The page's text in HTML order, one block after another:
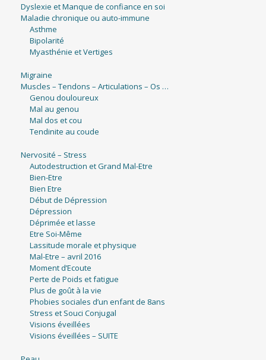
Dyslexie et Manque de confiance en soi
Maladie chronique ou auto-immune
Asthme
Bipolarité
Myasthénie et Vertiges
Migraine
Muscles – Tendons – Articulations – Os …
Genou douloureux
Mal au genou
Mal dos et cou
Tendinite au coude
Nervosité – Stress
Autodestruction et Grand Mal-Etre
Bien-Etre
Bien Etre
Début de Dépression
Dépression
Déprimée et lasse
Etre Soi-Même
Lassitude morale et physique
Mal-Etre – avril 2016
Moment d’Ecoute
Perte de Poids et fatigue
Plus de goût à la vie
Phobies sociales d’un enfant de 8ans
Stress et Souci Conjugal
Visions éveillées
Visions éveillées – SUITE